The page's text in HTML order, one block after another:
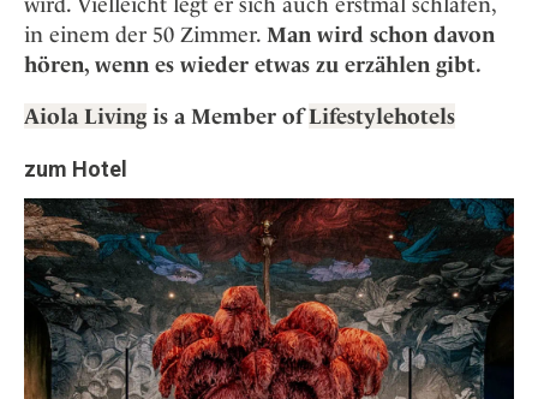
in einem der 50 Zimmer. Man wird schon davon
hören, wenn es wieder etwas zu erzählen gibt.
Aiola Livingis a Member ofLifestylehotels
zum Hotel